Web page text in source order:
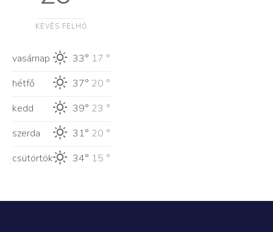
KEVÉS FELHŐ
vasárnap 33° 17 °
hétfő
37° 20 °
kedd
39° 23 °
szerda
31° 20 °
csütörtök
34° 15 °